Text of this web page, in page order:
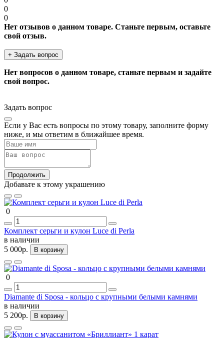
0
0
Нет отзывов о данном товаре. Станьте первым, оставьте
свой отзыв.
+ Задать вопрос
Нет вопросов о данном товаре, станьте первым и задайте
свой вопрос.
Задать вопрос
Если у Вас есть вопросы по этому товару, заполните форму
ниже, и мы ответим в ближайшее время.
Продолжить
Добавьте к этому украшению
0
Комплект серьги и кулон Luce di Perla
в наличии
5 000р.
В корзину
0
Diamante di Sposa - кольцо с крупными белыми камнями
в наличии
5 200р.
В корзину